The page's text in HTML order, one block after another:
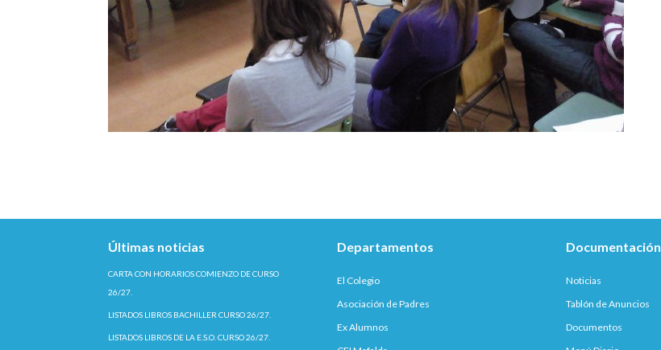
Últimas noticias
CARTA CON HORARIOS COMIENZO DE CURSO
26/27.
LISTADOS LIBROS BACHILLER CURSO 26/27.
LISTADOS LIBROS DE LA E.S.O. CURSO 26/27.
Departamentos
El Colegio
Asociación de Padres
Ex Alumnos
Documentación
Noticias
Tablón de Anuncios
Documentos